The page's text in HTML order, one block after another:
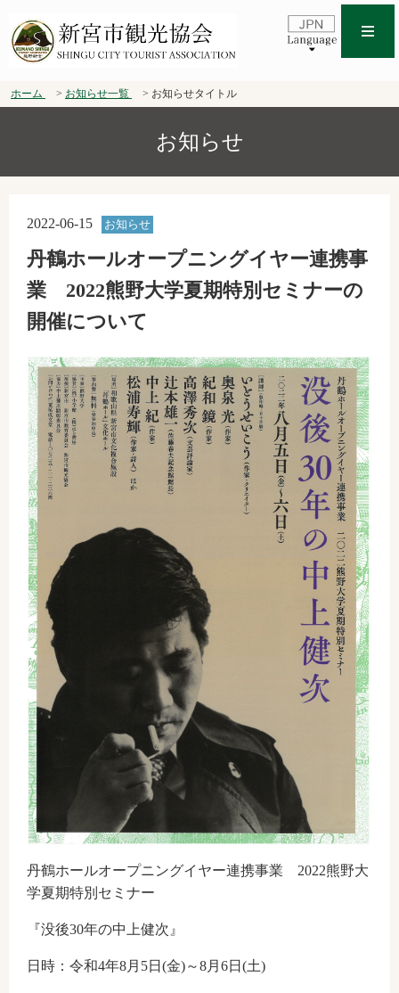
ホーム お知らせ一覧 お知らせタイトル
お知らせ
2022-06-15 お知らせ
丹鶴ホールオープニングイヤー連携事
業 2022熊野大学夏期特別セミナーの
開催について
丹鶴ホールオープニングイヤー連携事業 2022熊野大
学夏期特別セミナー
『没後30年の中上健次』
日時：令和4年8月5日(金)～8月6日(土)